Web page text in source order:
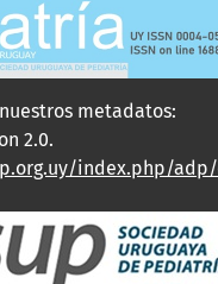
metadatos:
2.0.
index.php/